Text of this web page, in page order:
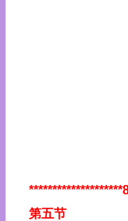
第五节